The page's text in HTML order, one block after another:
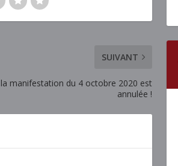
SUIVANT
manifestation du 4 octobre 2020 est
annulée !